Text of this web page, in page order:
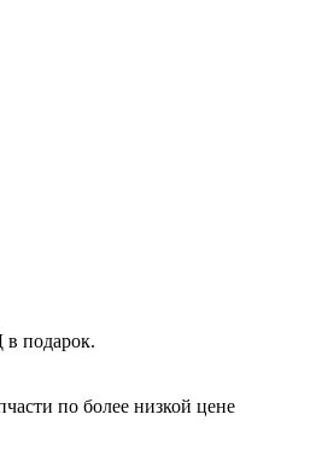
подарок.
по более низкой цене